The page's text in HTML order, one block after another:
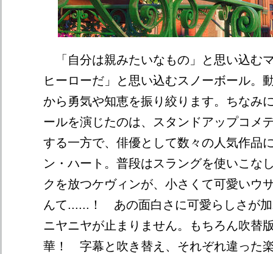
「自分は親みたいなもの」と思い込む
ヒーローだ」と思い込むスノーボール。
から勇気や知恵を振り絞ります。ちなみ
ールを演じたのは、スタンドアップコメ
する一方で、俳優として数々の人気作品
ン・ハート。普段はスラングを使いこな
クを放つケヴィンが、小さくて可愛いウ
んて......！ あの面白さに可愛らしさが
ニヤニヤが止まりません。もちろん吹替
華！ 字幕と吹き替え、それぞれ違った